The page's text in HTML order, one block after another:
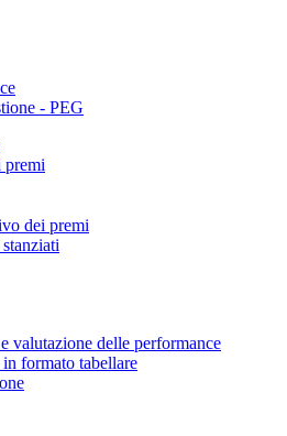
- PEG
premi
dei premi
valutazione delle performance
formato tabellare